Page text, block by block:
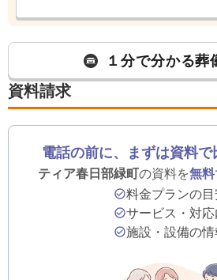
１分で分かる葬
資料請求
電話の前に、まずは資料
ティア春日部緑町の資料を無料
料金プランの
サービス・対
施設・設備の情